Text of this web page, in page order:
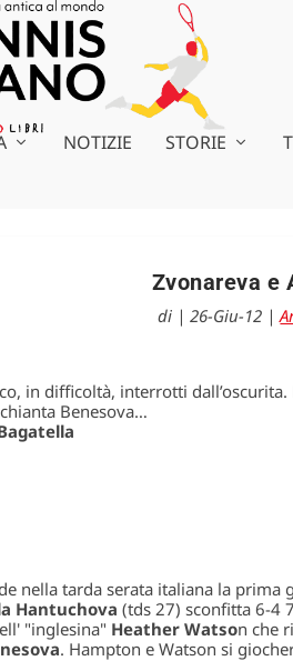
NOTIZIE STORIE
Zvonareva e
di |26-Giu-12 |
in difficoltà, interrotti
Benesova…
nella tarda serata italiana la
Hantuchova (tds 27) sconfitta 6-4
"inglesina" Heather Watson che
. Hampton e Watson si